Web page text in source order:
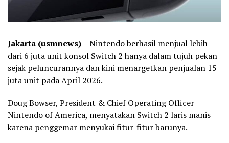
Jakarta (usmnews)– Nintendo berhasil menjual lebih
dari 6 juta unit konsol Switch 2 hanya dalam tujuh pekan
sejak peluncurannya dan kini menargetkan penjualan 15
juta unit pada April 2026.
Doug Bowser, President & Chief Operating Officer
Nintendo of America, menyatakan Switch 2 laris manis
karena penggemar menyukai fitur-fitur barunya.